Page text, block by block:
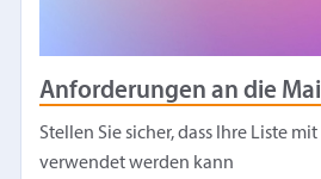
Anforderungen an die
Stellen Sie sicher, dass Ihre Liste
verwendet werden kann